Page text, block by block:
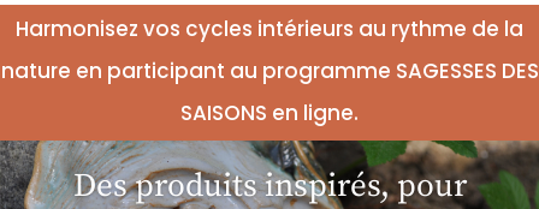
Harmonisez vos cycles intérieurs au rythme de la
nature en participant au programme SAGESSES DES
SAISONS en ligne.
Des produits inspirés, pour